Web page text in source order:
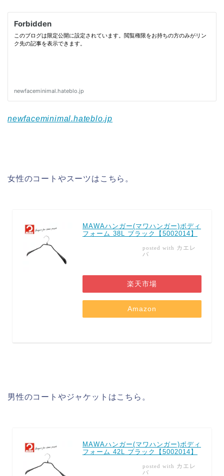
newfaceminimal.hateblo.jp
女性のコートやスーツはこちら。
MAWAハンガー(マワハンガー)ボディ
フォーム 38L ブラック【5002014】
posted with カエレ
バ
楽天市場
Amazon
男性のコートやジャケットはこちら。
MAWAハンガー(マワハンガー)ボディ
フォーム 42L ブラック【5002014】
posted with カエレ
バ